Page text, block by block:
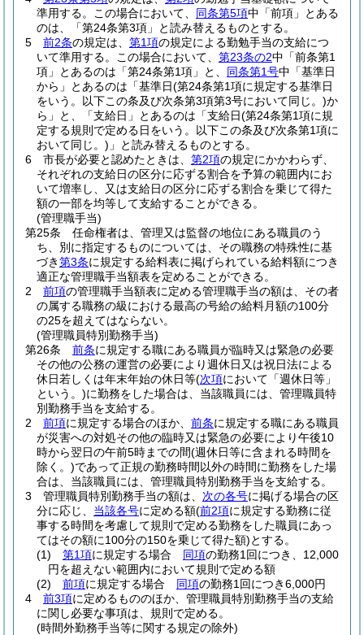
準用する。
この場合において、 同条第5項中「前項」とある
のは、「第24条第3項」と読み替えるものとする。
5
前2条の規定は、 第1項の規定による勤勉手当の支給につ
いて準用する。
この場合において、 第23条の2中「前条第1
項」とあるのは「第24条第1項」と、 同条第1号中「基準日
から」とあるのは「基準日(第24条第1項に規定する基準日
をいう。以下この条及び次条第3項第3号において同じ。)か
ら」と、「支給日」とあるのは「支給日(第24条第1項に規
定する規則で定める日をいう。以下この条及び次条第1項に
おいて同じ。) 」と読み替えるものとする。
6
市長が必要と認めたときは、 第2項の規定にかかわらず、
それぞれの支給日の区分に応ずる割合を予算の範囲内にお
いて増率し、又は支給日の区分に応ずる割合を乗じて得た
額の一部を均等して支給することができる。
(管理職手当)
第25条
任命権者は、管理又は監督の地位にある職員のう
ち、別に指定するものについては、その職務の特殊性に基
づき第3条に規定する給料表に掲げられている給料額につき
適正な管理職手当額表を定めることができる。
2
前項の管理職手当額表に定める管理職手当の額は、その者
の属する職務の級における最高の号給の給料月額の100分
の25を超えてはならない。
(管理職員特別勤務手当)
第26条
前条に規定する職にある職員が臨時又は緊急の必要
その他の公務の運営の必要により週休日又は祝日法による
休日若しくは年末年始の休日等(次項において「週休日等」
という。)に勤務をした場合は、当該職員には、管理職員特
別勤務手当を支給する。
2
前項に規定する場合のほか、 前条に規定する職にある職員
が災害への対処その他の臨時又は緊急の必要により午後10
時から翌日の午前5時までの間(週休日等に含まれる時間を
除く。)であって正規の勤務時間以外の時間に勤務をした場
合は、当該職員には、管理職員特別勤務手当を支給する。
3
管理職員特別勤務手当の額は、 次の各号に掲げる場合の区
分に応じ、 当該各号に定める額(前2項に規定する勤務に従
事する時間を考慮して規則で定める勤務をした職員にあっ
てはその額に100分の150を乗じて得た額)とする。
(1)
第1項に規定する場合 同項の勤務1回につき、12,000
円を超えない範囲内において規則で定める額
(2)
前項に規定する場合 同項の勤務1回につき6,000円
4
前3項に定めるもののほか、管理職員特別勤務手当の支給
に関し必要な事項は、規則で定める。
(時間外勤務手当等に関する規定の除外)